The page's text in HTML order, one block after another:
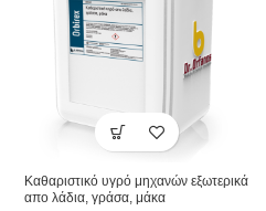
Καθαριστικό υγρό μηχανών εξωτερικά
απο λάδια, γράσα, μάκα